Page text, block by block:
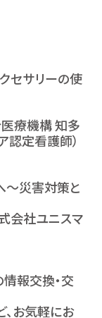
セサリーの使
療機構 知多
認定看護師）
～災害対策と
会社ユニスマ
報交換・交
お気軽にお